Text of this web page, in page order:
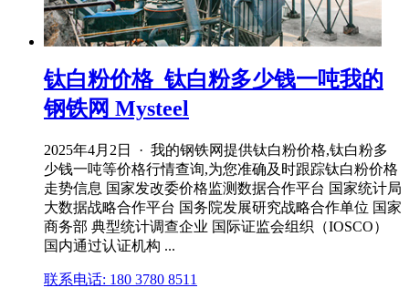
钛白粉价格_钛白粉多少钱一吨我的
钢铁网 Mysteel
2025年4月2日 · 我的钢铁网提供钛白粉价格,钛白粉多
少钱一吨等价格行情查询,为您准确及时跟踪钛白粉价格
走势信息 国家发改委价格监测数据合作平台 国家统计局
大数据战略合作平台 国务院发展研究战略合作单位 国家
商务部 典型统计调查企业 国际证监会组织（IOSCO）
国内通过认证机构 ...
联系电话: 180 3780 8511